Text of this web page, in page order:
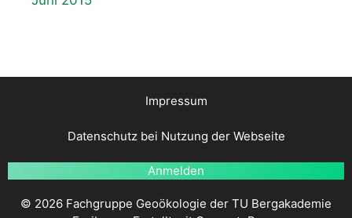
Impressum
Datenschutz bei Nutzung der Webseite
Anmelden
© 2026 Fachgruppe Geoökologie der TU Bergakademie